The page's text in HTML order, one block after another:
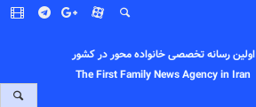
اولین رسانه تخصصی خانواده محور در کشور
The First Family News Agency in Iran